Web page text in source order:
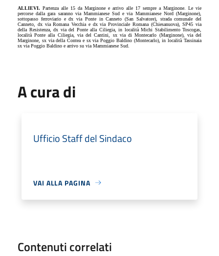
ALLIEVI. Partenza alle 15 da Marginone e arrivo alle 17 sempre a Marginone. Le vie
percorse dalla gara saranno via Mammianese Sud e via Mammianese Nord (Marginone),
sottopasso ferroviario e dx via Ponte in Canneto (San Salvatore), strada comunale del
Canneto, dx via Romana Vecchia e dx via Provinciale Romana (Chiesanuova), SP45 via
della Resistenza, dx via del Ponte alla Ciliegia, in località Michi Stabilimento Toscogas,
località Ponte alla Ciliegia, via del Cantini, sx via di Montecarlo (Marginone), via del
Marginone, sx via della Contea e sx via Poggio Baldino (Montecarlo), in località Tassinaia
sx via Poggio Baldino e arrivo su via Mammianese Sud.
A cura di
Ufficio Staff del Sindaco
VAI ALLA PAGINA
Contenuti correlati